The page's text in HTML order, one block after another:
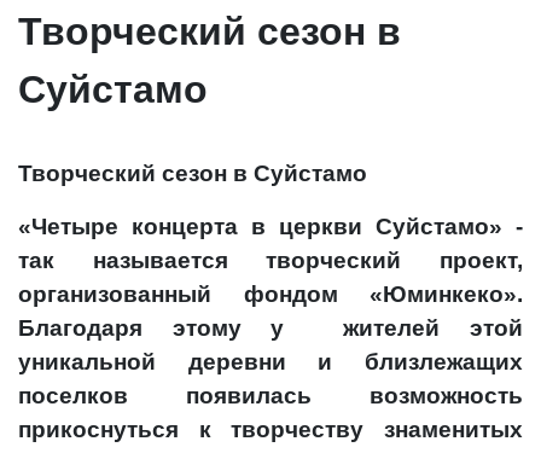
Творческий сезон в
Суйстамо
Творческий сезон в Суйстамо
«Четыре концерта в церкви Суйстамо» -
так называется творческий проект,
организованный фондом «Юминкеко».
Благодаря этому у
жителей этой
уникальной деревни и близлежащих
поселков появилась возможность
прикоснуться к творчеству знаменитых